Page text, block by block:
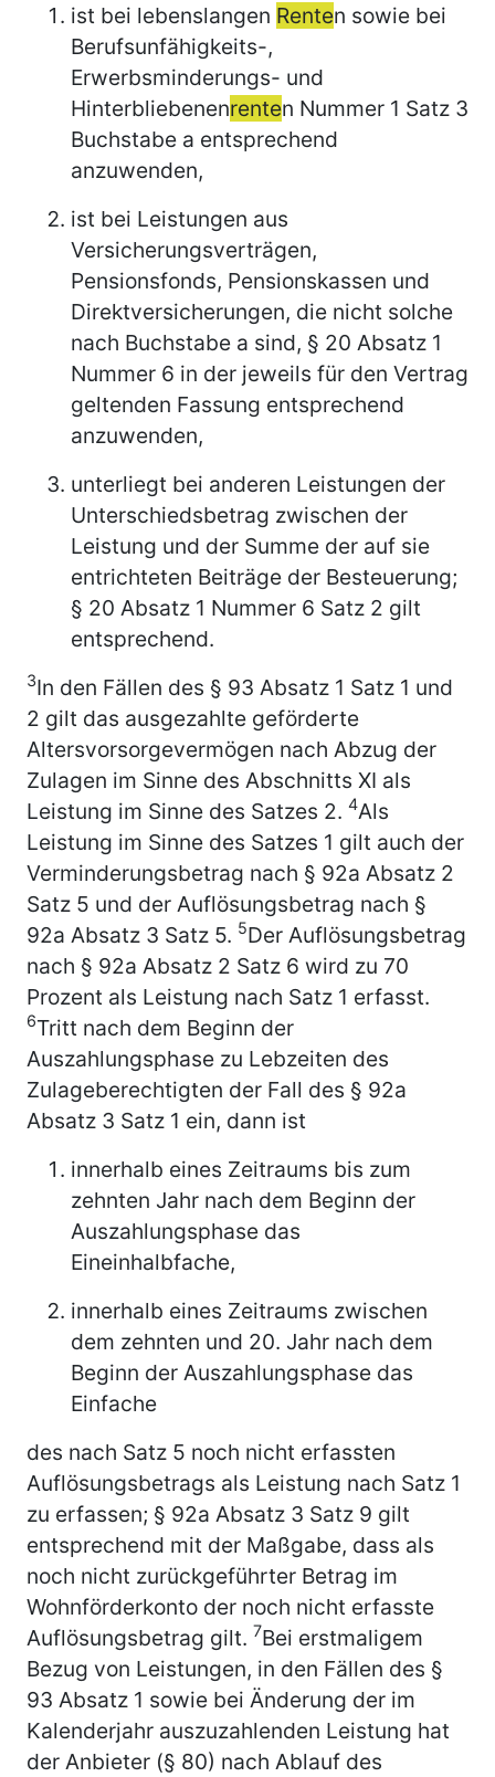
ist bei lebenslangen Renten sowie bei
Berufsunfähigkeits-,
Erwerbsminderungs- und
Hinterbliebenenrenten Nummer 1 Satz 3
Buchstabe a entsprechend
anzuwenden,
ist bei Leistungen aus
Versicherungsverträgen,
Pensionsfonds, Pensionskassen und
Direktversicherungen, die nicht solche
nach Buchstabe a sind, § 20 Absatz 1
Nummer 6 in der jeweils für den Vertrag
geltenden Fassung entsprechend
anzuwenden,
unterliegt bei anderen Leistungen der
Unterschiedsbetrag zwischen der
Leistung und der Summe der auf sie
entrichteten Beiträge der Besteuerung;
§ 20 Absatz 1 Nummer 6 Satz 2 gilt
entsprechend.
3In den Fällen des § 93 Absatz 1 Satz 1 und
2 gilt das ausgezahlte geförderte
Altersvorsorgevermögen nach Abzug der
Zulagen im Sinne des Abschnitts XI als
Leistung im Sinne des Satzes 2. 4Als
Leistung im Sinne des Satzes 1 gilt auch der
Verminderungsbetrag nach § 92a Absatz 2
Satz 5 und der Auflösungsbetrag nach §
92a Absatz 3 Satz 5. 5Der Auflösungsbetrag
nach § 92a Absatz 2 Satz 6 wird zu 70
Prozent als Leistung nach Satz 1 erfasst.
6Tritt nach dem Beginn der
Auszahlungsphase zu Lebzeiten des
Zulageberechtigten der Fall des § 92a
Absatz 3 Satz 1 ein, dann ist
innerhalb eines Zeitraums bis zum
zehnten Jahr nach dem Beginn der
Auszahlungsphase das
Eineinhalbfache,
innerhalb eines Zeitraums zwischen
dem zehnten und 20. Jahr nach dem
Beginn der Auszahlungsphase das
Einfache
des nach Satz 5 noch nicht erfassten
Auflösungsbetrags als Leistung nach Satz 1
zu erfassen; § 92a Absatz 3 Satz 9 gilt
entsprechend mit der Maßgabe, dass als
noch nicht zurückgeführter Betrag im
Wohnförderkonto der noch nicht erfasste
Auflösungsbetrag gilt. 7Bei erstmaligem
Bezug von Leistungen, in den Fällen des §
93 Absatz 1 sowie bei Änderung der im
Kalenderjahr auszuzahlenden Leistung hat
der Anbieter (§ 80) nach Ablauf des